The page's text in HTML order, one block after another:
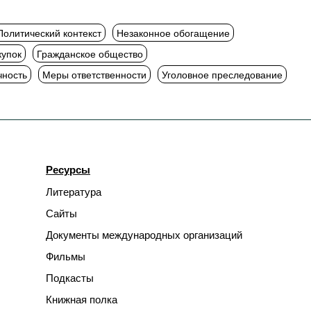
контекст
Незаконное обогащение
Гражданское общество
Меры ответственности Уголовное преследование
Ресурсы
Литература
Сайты
Документы международных организаций
Фильмы
Подкасты
Книжная полка